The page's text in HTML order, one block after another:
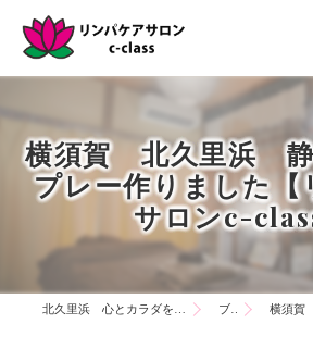
横須賀 北久里浜 静
プレー作りました
サロンc-
ブログ 横須賀 北久里浜